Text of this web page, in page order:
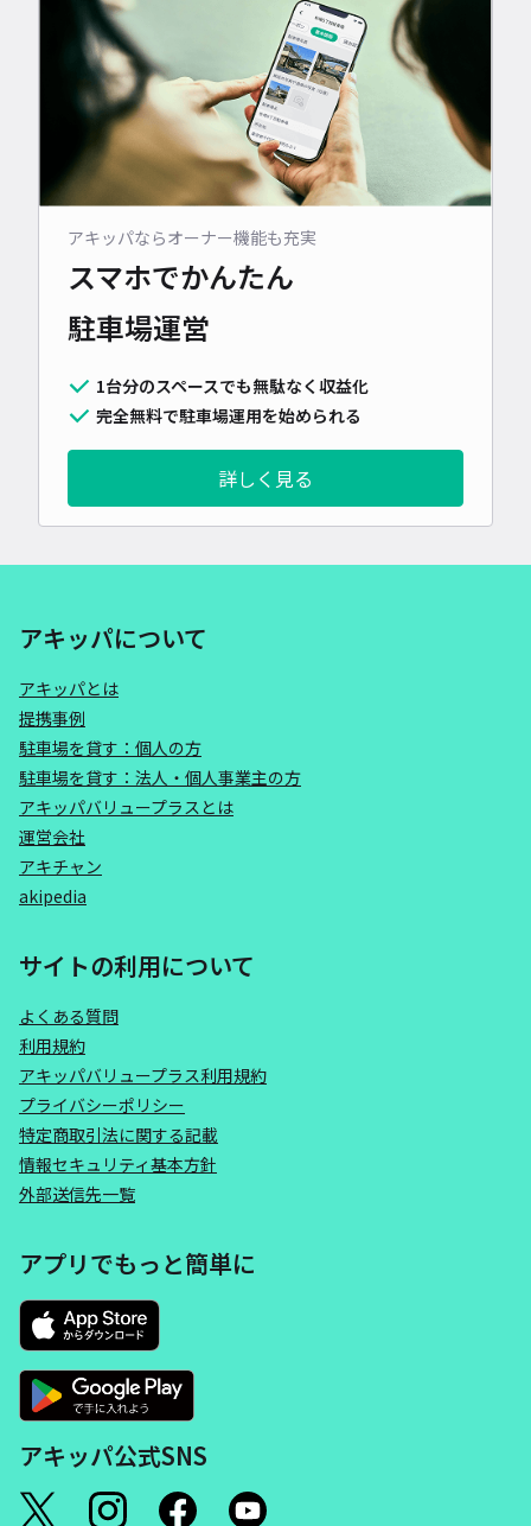
アキッパならオーナー機能も充実
スマホでかんたん
駐車場運営
1台分のスペースでも無駄なく収益化
完全無料で駐車場運用を始められる
詳しく見る
アキッパについて
アキッパとは
提携事例
駐車場を貸す：個人の方
駐車場を貸す：法人・個人事業主の方
アキッパバリュープラスとは
運営会社
アキチャン
akipedia
サイトの利用について
よくある質問
利用規約
アキッパバリュープラス利用規約
プライバシーポリシー
特定商取引法に関する記載
情報セキュリティ基本方針
外部送信先一覧
アプリでもっと簡単に
アキッパ公式SNS